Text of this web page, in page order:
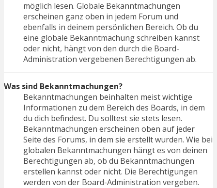
möglich lesen. Globale Bekanntmachungen
erscheinen ganz oben in jedem Forum und
ebenfalls in deinem persönlichen Bereich. Ob du
eine globale Bekanntmachung schreiben kannst
oder nicht, hängt von den durch die Board-
Administration vergebenen Berechtigungen ab.
Was sind Bekanntmachungen?
Bekanntmachungen beinhalten meist wichtige
Informationen zu dem Bereich des Boards, in dem
du dich befindest. Du solltest sie stets lesen.
Bekanntmachungen erscheinen oben auf jeder
Seite des Forums, in dem sie erstellt wurden. Wie bei
globalen Bekanntmachungen hängt es von deinen
Berechtigungen ab, ob du Bekanntmachungen
erstellen kannst oder nicht. Die Berechtigungen
werden von der Board-Administration vergeben.